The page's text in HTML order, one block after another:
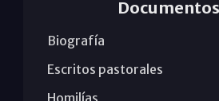
Documentos
Biografía
Escritos pastorales
Homilías